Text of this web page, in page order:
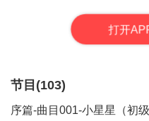
打开AP
节目(103)
序篇-曲目001-小星星（初级